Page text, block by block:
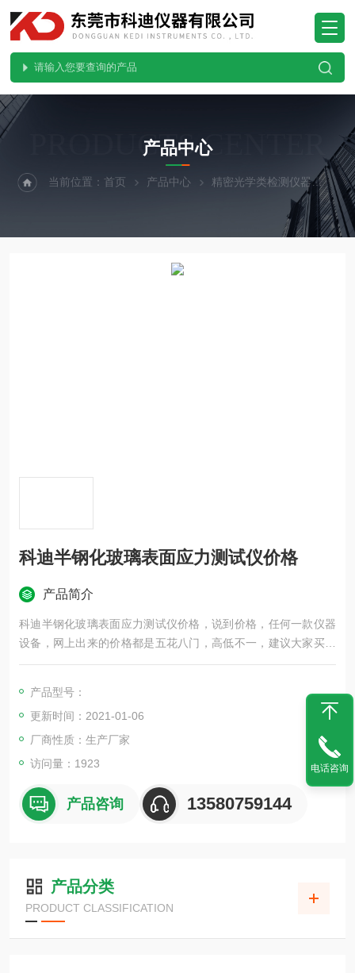
PRODUCTS CENTER
产品中心
当前位置：首页 产品中心 精密光学类检测仪器 玻
科迪半钢化玻璃表面应力测试仪价格
产品简介
科迪半钢化玻璃表面应力测试仪价格，说到价格，任何一款仪器
设备，网上出来的价格都是五花八门，高低不一，建议大家买设
备还是实地考察下，自己对比下质量，看看是不是自己生产的，
产品型号：
更新时间：2021-01-06
厂商性质：生产厂家
访问量：1923
产品咨询 13580759144
产品分类
PRODUCT CLASSIFICATION
电话咨询